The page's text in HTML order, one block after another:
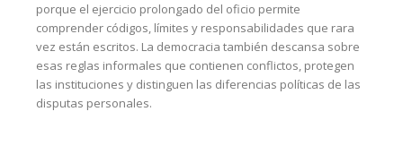
porque el ejercicio prolongado del oficio permite
comprender códigos, límites y responsabilidades que rara
vez están escritos. La democracia también descansa sobre
esas reglas informales que contienen conflictos, protegen
las instituciones y distinguen las diferencias políticas de las
disputas personales.